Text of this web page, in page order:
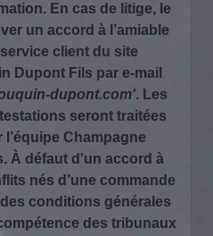
En cas de litige, le
un accord à l’amiable
client du site
Dupont Fils par e-mail
dupont.com'. Les
seront traitées
Champagne
À défaut d'un accord à
nés d’une commande
conditions générales
des tribunaux